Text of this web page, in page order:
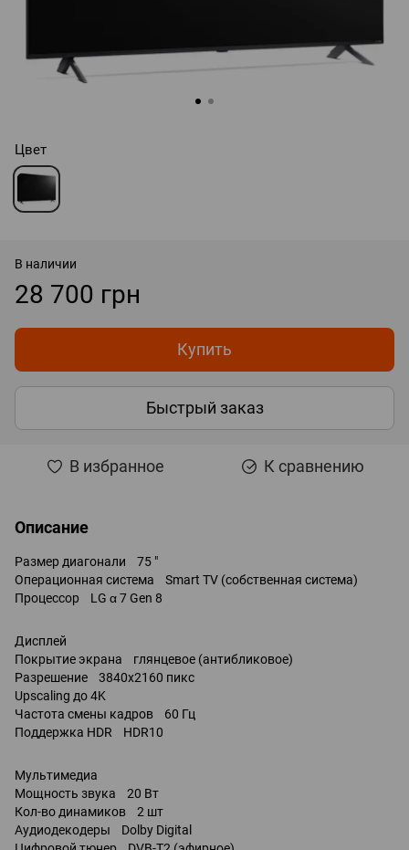
Цвет
В наличии
28 700 грн
Купить
Быстрый заказ
В избранное К сравнению
Описание
Размер диагонали 75 "
Операционная система Smart TV (собственная система)
Процессор LG α 7 Gen 8
Дисплей
Покрытие экрана глянцевое (антибликовое)
Разрешение 3840x2160 пикс
Upscaling до 4K
Частота смены кадров 60 Гц
Поддержка HDR HDR10
Мультимедиа
Мощность звука 20 Вт
Кол-во динамиков 2 шт
Аудиодекодеры Dolby Digital